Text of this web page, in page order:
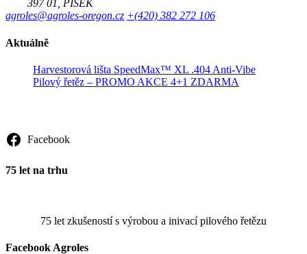
397 01, PÍSEK
agroles@agroles-oregon.cz +(420) 382 272 106
Aktuálně
Harvestorová lišta SpeedMax™ XL .404 Anti-Vibe
Pilový řetěz – PROMO AKCE 4+1 ZDARMA
Facebook
75 let na trhu
75 let zkušeností s výrobou a inivací pilového řetězu
Facebook Agroles